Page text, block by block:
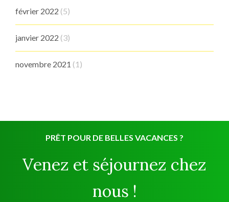
février 2022 (5)
janvier 2022 (3)
novembre 2021 (1)
PRÊT POUR DE BELLES VACANCES ?
Venez et séjournez chez
nous !